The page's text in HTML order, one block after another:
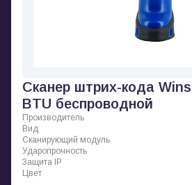
Сканер штрих-кода
BTU беспроводной
Производитель
Вид
Сканирующий модуль
Ударопрочность
Защита IP
Цвет